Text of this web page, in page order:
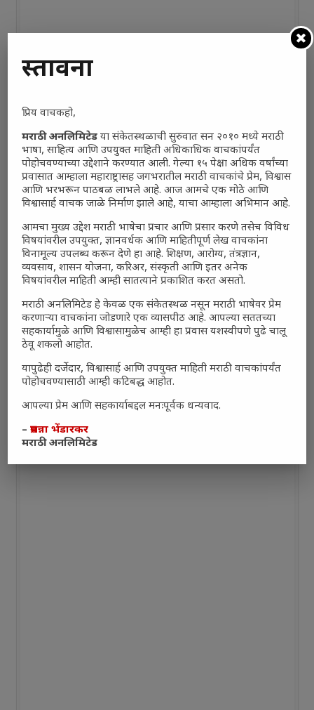
Polls
भारत–अमेरिका संबंध भारतासाठी फायदेशीर आहेत का?
काही प्रमाणात फायदेशीर (0%, 0 Votes)
खूप फायदेशीर(0%, 3 Votes)
फारसे फायदेशीर नाहीत(0%, 0 Votes)
नुकसानकारक(0%, 6 Votes)
तटस्थ(0%, 3 Votes)
Total Voters:
Polls Archive
प्रस्तावना
प्रिय वाचकहो,
मराठी अनलिमिटेड या संकेतस्थळाची सुरुवात सन २०१० मध्ये मराठी
भाषा, साहित्य आणि उपयुक्त माहिती अधिकाधिक वाचकांपर्यंत
पोहोचवण्याच्या उद्देशाने करण्यात आली. गेल्या १५ पेक्षा अधिक वर्षांच्या
प्रवासात आम्हाला महाराष्ट्रासह जगभरातील मराठी वाचकांचे प्रेम, विश्वास
आणि भरभरून पाठबळ लाभले आहे. आज आमचे एक मोठे आणि
विश्वासार्ह वाचक जाळे निर्माण झाले आहे, याचा आम्हाला अभिमान आहे.
आमचा मुख्य उद्देश मराठी भाषेचा प्रचार आणि प्रसार करणे तसेच विविध
विषयांवरील उपयुक्त, ज्ञानवर्धक आणि माहितीपूर्ण लेख वाचकांना
विनामूल्य उपलब्ध करून देणे हा आहे. शिक्षण, आरोग्य, तंत्रज्ञान,
व्यवसाय, शासन योजना, करिअर, संस्कृती आणि इतर अनेक
विषयांवरील माहिती आम्ही सातत्याने प्रकाशित करत असतो.
मराठी अनलिमिटेड हे केवळ एक संकेतस्थळ नसून मराठी भाषेवर प्रेम
करणाऱ्या वाचकांना जोडणारे एक व्यासपीठ आहे. आपल्या सततच्या
सहकार्यामुळे आणि विश्वासामुळेच आम्ही हा प्रवास यशस्वीपणे पुढे चालू
ठेवू शकलो आहोत.
यापुढेही दर्जेदार, विश्वासार्ह आणि उपयुक्त माहिती मराठी वाचकांपर्यंत
पोहोचवण्यासाठी आम्ही कटिबद्ध आहोत.
आपल्या प्रेम आणि सहकार्याबद्दल मनःपूर्वक धन्यवाद.
–प्रसन्ना भेंडारकर
मराठी अनलिमिटेड